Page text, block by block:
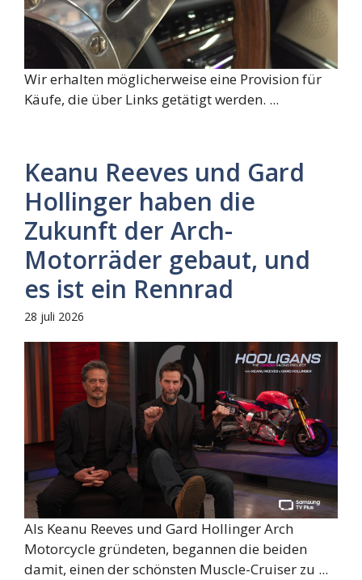
Wir erhalten möglicherweise eine Provision für
Käufe, die über Links getätigt werden. ...
Keanu Reeves und Gard
Hollinger haben die
Zukunft der Arch-
Motorräder gebaut, und
es ist ein Rennrad
28 juli 2026
Als Keanu Reeves und Gard Hollinger Arch
Motorcycle gründeten, begannen die beiden
damit, einen der schönsten Muscle-Cruiser zu ...